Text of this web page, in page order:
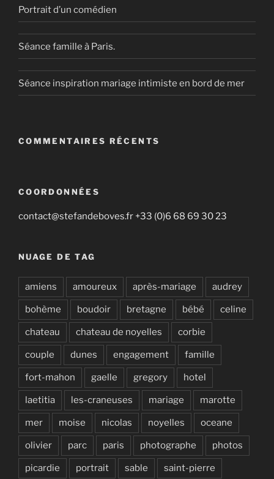
Portrait d’un comédien
Séance famille à Paris.
Séance inspiration mariage intimiste en bord de mer
COMMENTAIRES RÉCENTS
COORDONNÉES
contact@stefandeboves.fr +33 (0)6 68 69 30 23
NUAGE DE TAG
amiens amoureux après-mariage audrey
bohème boudoir bretagne bébé celine
chateau chateau de noyelles corbie
couple dunes engagement famille
fort-mahon gaelle gregory hotel
laetitia les-craneuses mariage marotte
mer moise nicolas noyelles oceane
olivier parc paris photographe photos
picardie portrait sable saint-pierre